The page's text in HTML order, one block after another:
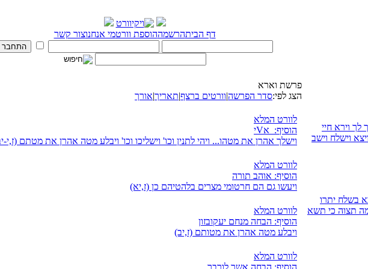
דף הביתהרשמההוספת וורטמי אנחנוצור קשר
לך וירא חיי
ויצא וישלח וישב
בשלח יתרו
תצוה כי תשא
פרשת וארא
הצג לפי:סדר הפרשה|וורטים ברצף|תאריך|אורך
לוורט המלא
הוסיף: אVי
וישלך אהרן את מטהו... ויהי לתנין וכו' וישליכו וכו' ויבלע מטה אהרן את מטתם (ז,י-
לוורט המלא
הוסיף: אוהב תורה
ויעשו גם הם חרטומי מצרים בלהטיהם כן (ז,יא)
לוורט המלא
הוסיף: הבחה מנחם יעקובזון
ויבלע מטה אהרן את מטותם (ז,יב)
לוורט המלא
הוסיף: הבחה אשר לורבר